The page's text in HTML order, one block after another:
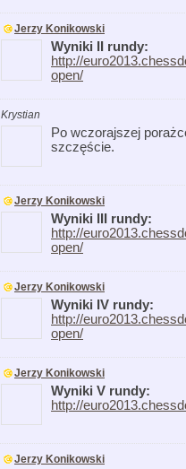
Jerzy Konikowski
Wyniki II rundy:
http://
open/
Krystian
Po wczorajszej
szczęście.
Jerzy Konikowski
Wyniki III rundy:
http://
open/
Jerzy Konikowski
Wyniki IV rundy:
http://
open/
Jerzy Konikowski
Wyniki V rundy:
http://
Jerzy Konikowski